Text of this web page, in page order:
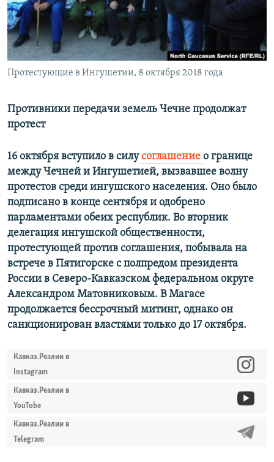
РАСПИСАНИЕ ВЕЩАНИЯ
ПОДПИШИТЕСЬ НА РАССЫЛКУ
Все сайты РСЕ/РС
Протестующие в Ингушетии, 8 октября 2018 года
Противники передачи земель Чечне продолжат
протест
16 октября вступило в силусоглашение о границе
между Чечней и Ингушетией, вызвавшее волну
протестов среди ингушского населения. Оно было
подписано в конце сентября и одобрено
парламентами обеих республик. Во вторник
делегация ингушской общественности,
протестующей против соглашения, побывала на
встрече в Пятигорске с полпредом президента
России в Северо-Кавказском федеральном округе
Александром Матовниковым. ​В Магасе
продолжается бессрочный митинг, однако он
санкционирован властями только до 17 октября.
Кавказ.Реалии в
Instagram
Кавказ.Реалии в
YouTube
Кавказ.Реалии в
Telegram